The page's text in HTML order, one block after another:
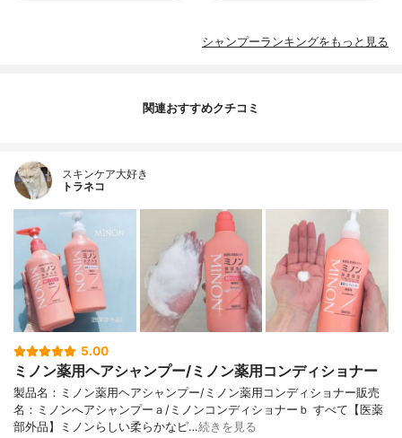
シャンプーランキングをもっと見る
関連おすすめクチコミ
スキンケア大好き
トラネコ
5.00
ミノン薬用ヘアシャンプー/ミノン薬用コンディショナー
製品名：ミノン薬用ヘアシャンプー/ミノン薬用コンディショナー販売
名：ミノンへアシャンプーａ/ミノンコンディショナーｂ すべて【医薬
部外品】ミノンらしい柔らかなピ…続きを見る